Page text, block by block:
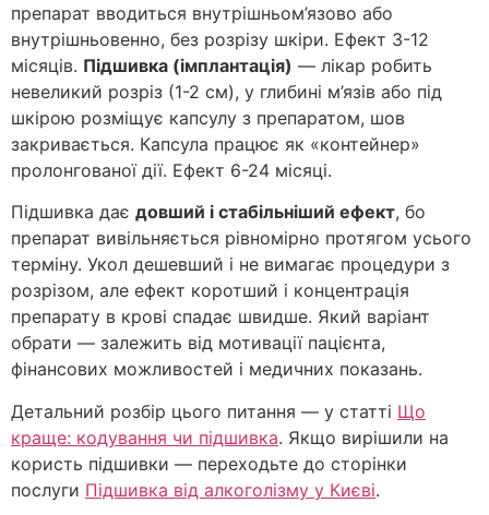
препарат вводиться внутрішньом’язово або
внутрішньовенно, без розрізу шкіри. Ефект 3-12
місяців. Підшивка (імплантація) — лікар робить
невеликий розріз (1-2 см), у глибині м’язів або під
шкірою розміщує капсулу з препаратом, шов
закривається. Капсула працює як «контейнер»
пролонгованої дії. Ефект 6-24 місяці.
Підшивка дає довший і стабільніший ефект, бо
препарат вивільняється рівномірно протягом усього
терміну. Укол дешевший і не вимагає процедури з
розрізом, але ефект коротший і концентрація
препарату в крові спадає швидше. Який варіант
обрати — залежить від мотивації пацієнта,
фінансових можливостей і медичних показань.
Детальний розбір цього питання — у статті Що
краще: кодування чи підшивка. Якщо вирішили на
користь підшивки — переходьте до сторінки
послуги Підшивка від алкоголізму у Києві.